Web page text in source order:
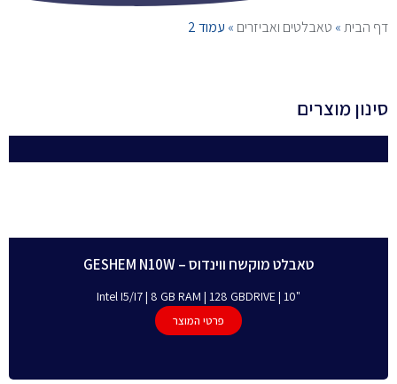
דף הבית» טאבלטים ואביזרים » עמוד 2
סינון מוצרים
טאבלט מוקשח ווינדוס – GESHEM N10W
"Intel I5/I7 | 8 GB RAM | 128 GBDRIVE | 10
פרטי המוצר